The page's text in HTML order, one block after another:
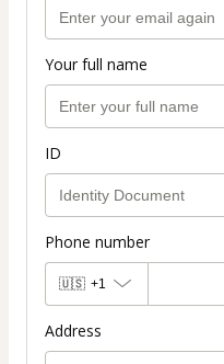
Your full name
ID
Phone number
🇺🇸 +1
Address